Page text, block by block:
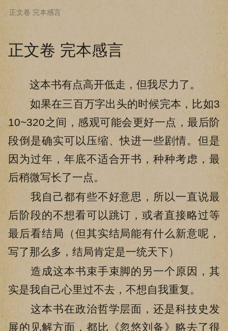
正文卷 完本感言
这本书有点高开低走，但我尽力了。
如果在三百万字出头的时候完本，比如3
10~320之间，感观可能会更好一点，最后阶
段倒是确实可以压缩、快进一些剧情。但是
因为过年，年底不适合开书，种种考虑，最
后稍微写长了一点。
我自己都有些不好意思，所以一直说最
后阶段的不想看可以跳订，或者直接略过等
最后看结局（但其实结局能有什么新意呢，
写了那么多，结局肯定是一统天下）
造成这本书束手束脚的另一个原因，其
实是我自己心里过不去，不想自我重复。
这本书在政治哲学层面，还是科技史发
展的见解方面，都比《忽悠刘备》略去了很
正文卷 完本感言